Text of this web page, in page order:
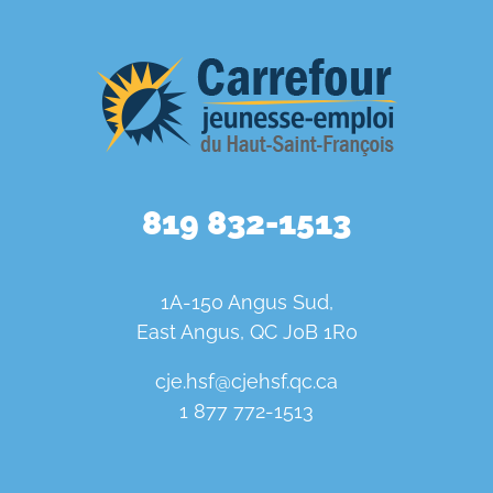
819 832-1513
1A-150 Angus Sud,
East Angus, QC J0B 1R0
cje.hsf@cjehsf.qc.ca
1 877 772-1513